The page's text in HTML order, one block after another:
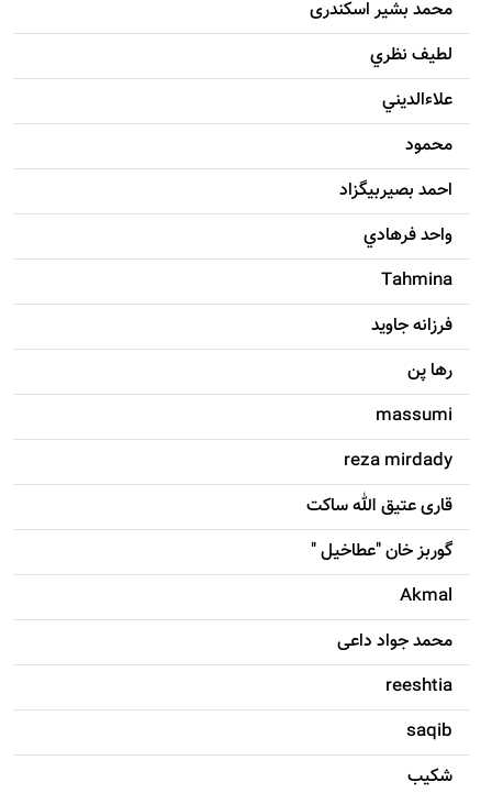
محمد بشیر اسکندری
لطيف نظري
علاءالديني
محمود
احمد بصيربيگزاد
واحد فرهادي
Tahmina
فرزانه جاويد
رها پن
massumi
reza mirdady
قاری عتیق الله ساکت
گوربز خان "عطاخیل "
Akmal
محمد جواد داعی
reeshtia
saqib
شکيب